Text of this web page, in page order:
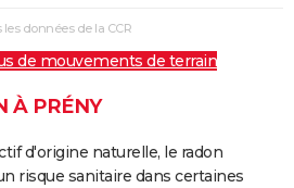
données de la CCR
de mouvements de terrain
À PRÉNY
d'origine naturelle, le radon
risque sanitaire dans certaines